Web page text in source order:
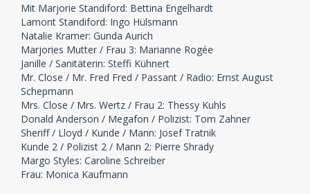
Mit Marjorie Standiford: Bettina Engelhardt
Lamont Standiford: Ingo Hülsmann
Natalie Kramer: Gunda Aurich
Marjories Mutter / Frau 3: Marianne Rogée
Janille / Sanitäterin: Steffi Kühnert
Mr. Close / Mr. Fred Fred / Passant / Radio: Ernst August
Schepmann
Mrs. Close / Mrs. Wertz / Frau 2: Thessy Kuhls
Donald Anderson / Megafon / Polizist: Tom Zahner
Sheriff / Lloyd / Kunde / Mann: Josef Tratnik
Kunde 2 / Polizist 2 / Mann 2: Pierre Shrady
Margo Styles: Caroline Schreiber
Frau: Monica Kaufmann